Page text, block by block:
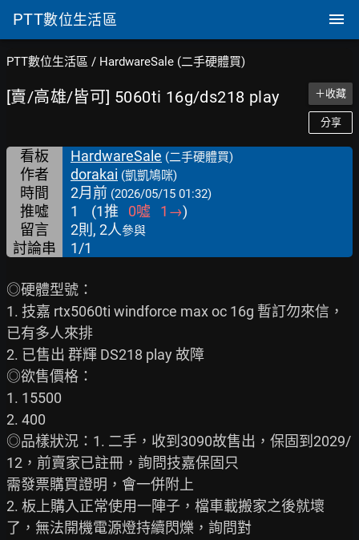
PTT數位生活區
PTT數位生活區 / HardwareSale (二手硬體買)
[賣/高雄/皆可] 5060ti 16g/ds218 play ＋收藏
分享
看板 HardwareSale (二手硬體買)
作者 dorakai (凱凱鳩咪)
時間 2月前 (2026/05/15 01:32)
推噓 1 (1推 0噓 1 →)
留言
2則, 2人參與
討論串 1/1
◎硬體型號：
1. 技嘉 rtx5060ti windforce max oc 16g 暫訂勿來信，
已有多人來排
2. 已售出 群輝 DS218 play 故障
◎欲售價格：
1. 15500
2. 400
◎品樣狀況：1. 二手，收到3090故售出，保固到2029/
12，前賣家已註冊，詢問技嘉保固只
需發票購買證明，會一併附上
2. 板上購入正常使用一陣子，檔車載搬家之後就壞
了，無法開機電源燈持續閃爍，詢問對